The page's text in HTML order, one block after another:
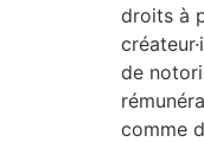
droits à
de
comme